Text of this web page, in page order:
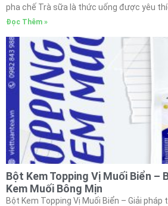
pha chế Trà sữa là thức uống được yêu
Đọc Thêm »
Bột Kem Topping Vị Muối Biển –
Kem Muối Bông Mịn
Bột Kem Topping Vị Muối Biển – Giải